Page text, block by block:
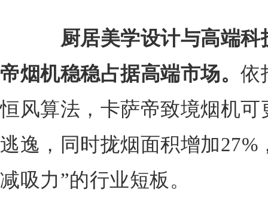
厨居美学设计与高端科
帝烟机稳稳占据高端市场。 依
恒风算法，卡萨帝致境烟机
逃逸，同时拢烟面积增加27%
减吸力”的行业短板。